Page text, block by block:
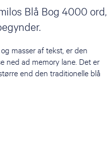
Blå Bog 4000 ord,
masser af tekst, er den
ned ad memory lane. Det er
end den traditionelle blå